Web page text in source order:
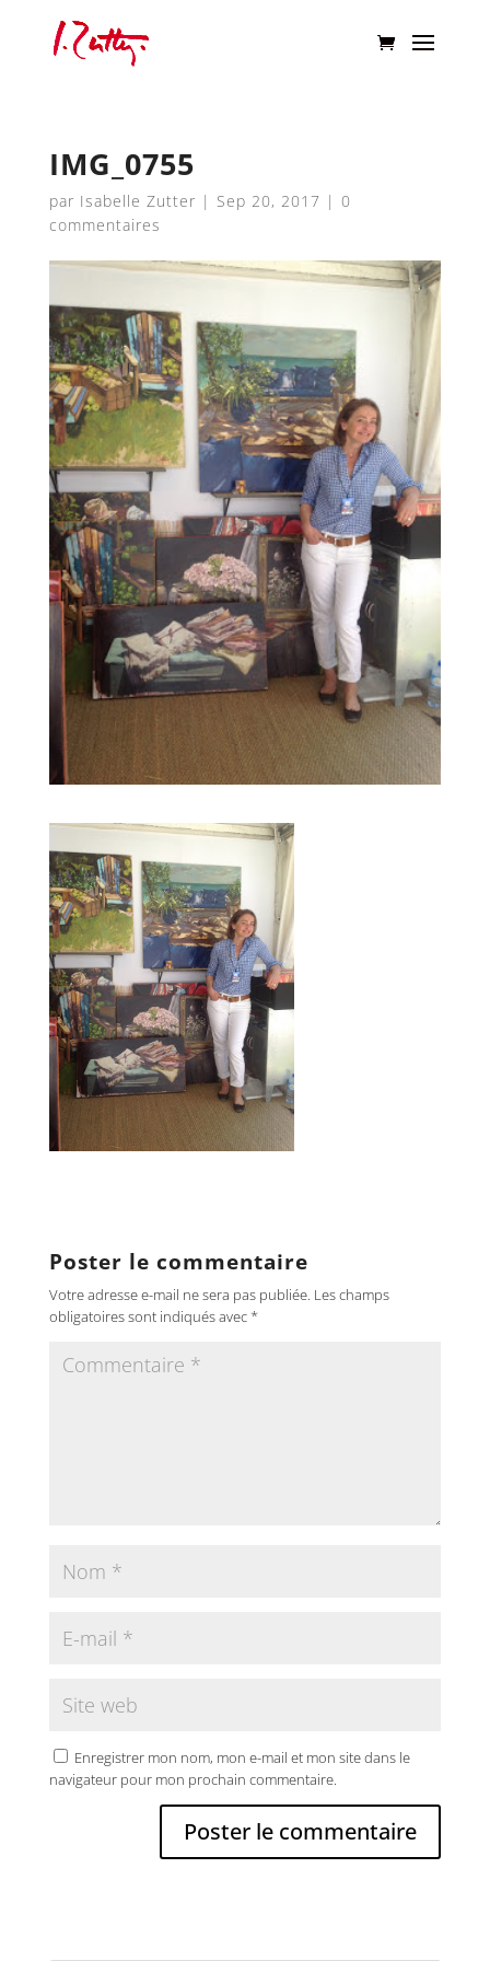
IMG_0755
par Isabelle Zutter | Sep 20, 2017 | 0
commentaires
Poster le commentaire
Votre adresse e-mail ne sera pas publiée. Les champs
obligatoires sont indiqués avec *
Enregistrer mon nom, mon e-mail et mon site dans le
navigateur pour mon prochain commentaire.